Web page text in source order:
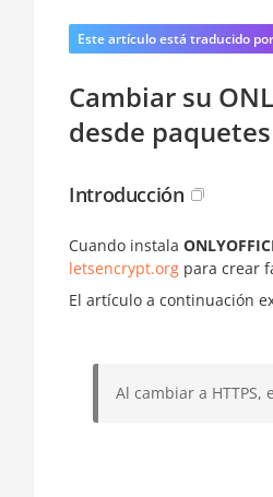
Este artículo está traducido
Cambiar su
desde paquetes
Introducción
Cuando instala
letsencrypt.org para crear
El artículo a continuación
Al cambiar a